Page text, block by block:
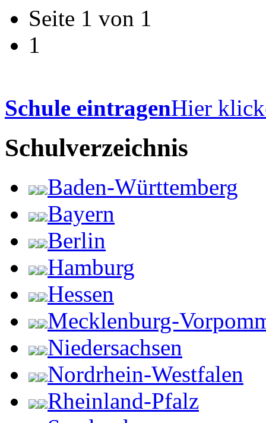
Seite 1 von 1
1
Schule eintragenHier
Schulverzeichnis
Baden-Württemberg
Bayern
Berlin
Hamburg
Hessen
Mecklenburg-
Niedersachsen
Nordrhein-Westfalen
Rheinland-Pfalz